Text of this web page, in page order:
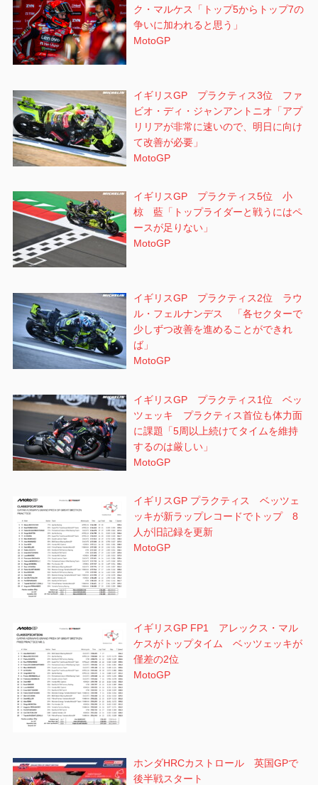
ク・マルケス「トップ5からトップ7の
争いに加われると思う」
MotoGP
イギリスGP プラクティス3位 ファ
ビオ・ディ・ジャンアントニオ「アプ
リリアが非常に速いので、明日に向け
て改善が必要」
MotoGP
イギリスGP プラクティス5位 小
椋 藍「トップライダーと戦うにはペ
ースが足りない」
MotoGP
イギリスGP プラクティス2位 ラウ
ル・フェルナンデス 「各セクターで
少しずつ改善を進めることができれ
ば」
MotoGP
イギリスGP プラクティス1位 ベッ
ツェッキ プラクティス首位も体力面
に課題「5周以上続けてタイムを維持
するのは厳しい」
MotoGP
イギリスGP プラクティス ベッツェ
ッキが新ラップレコードでトップ 8
人が旧記録を更新
MotoGP
イギリスGP FP1 アレックス・マル
ケスがトップタイム ベッツェッキが
僅差の2位
MotoGP
ホンダHRCカストロール 英国GPで
後半戦スタート